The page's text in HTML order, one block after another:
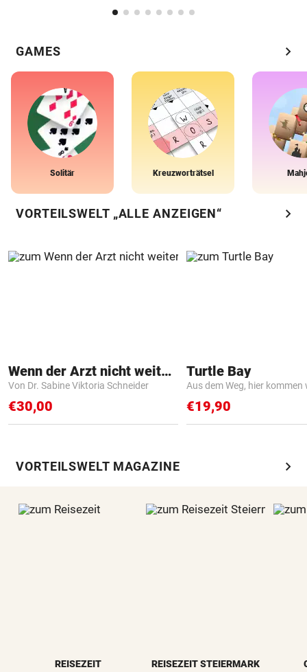
GAMES chevron_right
Solitär Kreuzworträtsel
VORTEILSWELT „ALLE ANZEIGEN“ chevron_right
Wenn der Arzt nicht weiter weiß
Von Dr. Sabine Viktoria Schneider
€30,00
Turtle Bay
Aus dem Weg, hier kommen
€19,90
VORTEILSWELT MAGAZINE chevron_right
REISEZEIT REISEZEIT STEIERMARK